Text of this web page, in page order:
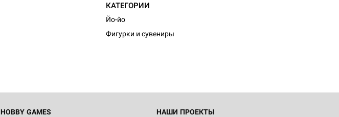
КАТЕГОРИИ
Йо-йо
Фигурки и сувениры
HOBBY GAMES НАШИ ПРОЕКТЫ
Настольная игра Hobby World Монстры
Белая смерть
12 990